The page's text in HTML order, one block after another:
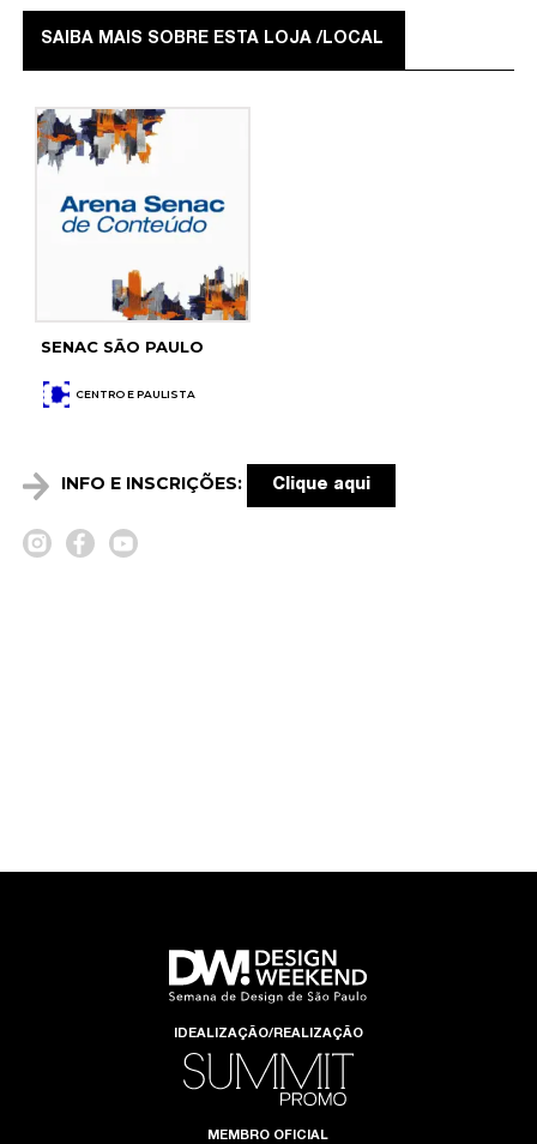
SAIBA MAIS SOBRE ESTA LOJA /LOCAL
SENAC SĀO PAULO
CENTRO E PAULISTA
INFO E INSCRIÇÕES: Clique aqui
IDEALIZAÇÃO/REALIZAÇÃO
MEMBRO OFICIAL